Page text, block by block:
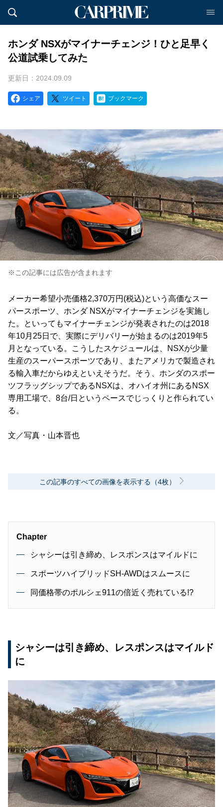
ホンダ NSXがマイナーチェンジ！ひと足早く
公道試乗してみた
更新日：2024.09.09
シェア ツイート ブックマーク
※この記事には広告が含まれます
メーカー希望小売価格2,370万円(税込)という高価なスー
パースポーツ、ホンダ NSXがマイナーチェンジを実施し
た。といってもマイナーチェンジが発表されたのは2018
年10月25日で、実際にデリバリーが始まるのは2019年5
月となっている。こうしたスケジュールは、NSXが少量
生産のスーパースポーツであり、またアメリカで製造され
る輸入車だからゆえといえそうだ。そう、ホンダのスポー
ツフラッグシップであるNSXは、オハイオ州にあるNSX
専用工場で、8台/日というペースでじっくりと作られてい
る。
文／写真・山本晋也
この記事のすべての画像を表示する（4枚）
Chapter
シャシーは引き締め、レスポンスはマイルドに
スポーツハイブリッドSH-AWDはスムースに
同価格帯のポルシェ911の倍近く売れている!?
シャシーは引き締め、レスポンスはマイルド
に